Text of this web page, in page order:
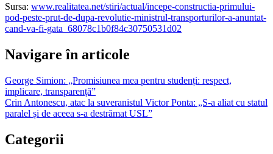
Sursa: www.realitatea.net/stiri/actual/incepe-constructia-primului-
pod-peste-prut-de-dupa-revolutie-ministrul-transporturilor-a-anuntat-
cand-va-fi-gata_68078c1b0f84c30750531d02
Navigare în articole
George Simion: „Promisiunea mea pentru studenți: respect,
implicare, transparență”
Crin Antonescu, atac la suveranistul Victor Ponta: „S-a aliat cu statul
paralel și de aceea s-a destrămat USL”
Categorii